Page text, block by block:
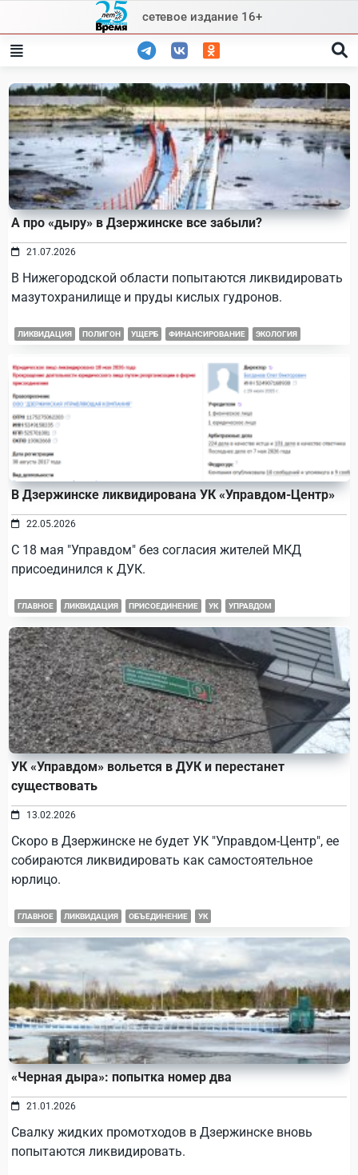
content
сетевое издание 16+
А про «дыру» в Дзержинске все забыли?
21.07.2026
В Нижегородской области попытаются ликвидировать
мазутохранилище и пруды кислых гудронов.
ЛИКВИДАЦИЯ ПОЛИГОН УЩЕРБ ФИНАНСИРОВАНИЕ ЭКОЛОГИЯ
В Дзержинске ликвидирована УК «Управдом-Центр»
22.05.2026
С 18 мая "Управдом" без согласия жителей МКД
присоединился к ДУК.
ГЛАВНОЕ ЛИКВИДАЦИЯ ПРИСОЕДИНЕНИЕ УК УПРАВДОМ
УК «Управдом» вольется в ДУК и перестанет
существовать
13.02.2026
Скоро в Дзержинске не будет УК "Управдом-Центр", ее
собираются ликвидировать как самостоятельное
юрлицо.
ГЛАВНОЕ ЛИКВИДАЦИЯ ОБЪЕДИНЕНИЕ УК
«Черная дыра»: попытка номер два
21.01.2026
Свалку жидких промотходов в Дзержинске вновь
попытаются ликвидировать.